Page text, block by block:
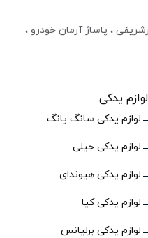
، پاساژ آرمان خودرو ،
لوازم یدکی
لوازم یدکی سانگ یانگ
لوازم یدکی جیلی
لوازم یدکی هیوندای
لوازم یدکی کیا
لوازم یدکی برلیانس